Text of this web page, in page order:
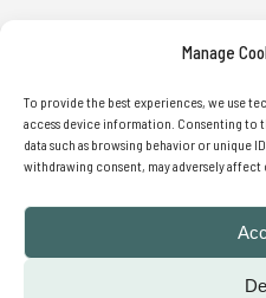
Manage
To provide the best experiences, we use
access device information. Consenting to
data such as browsing behavior or unique
withdrawing consent, may adversely
¿AÚN NO
NEWSLETTER?